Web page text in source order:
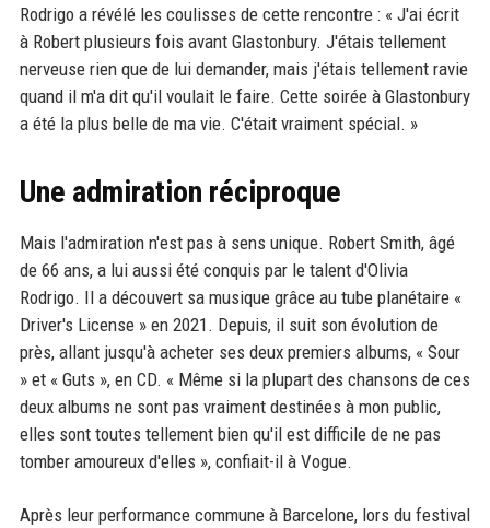
Rodrigo a révélé les coulisses de cette rencontre : « J'ai écrit
à Robert plusieurs fois avant Glastonbury. J'étais tellement
nerveuse rien que de lui demander, mais j'étais tellement ravie
quand il m'a dit qu'il voulait le faire. Cette soirée à Glastonbury
a été la plus belle de ma vie. C'était vraiment spécial. »
Une admiration réciproque
Mais l'admiration n'est pas à sens unique. Robert Smith, âgé
de 66 ans, a lui aussi été conquis par le talent d'Olivia
Rodrigo. Il a découvert sa musique grâce au tube planétaire «
Driver's License » en 2021. Depuis, il suit son évolution de
près, allant jusqu'à acheter ses deux premiers albums, « Sour
» et « Guts », en CD. « Même si la plupart des chansons de ces
deux albums ne sont pas vraiment destinées à mon public,
elles sont toutes tellement bien qu'il est difficile de ne pas
tomber amoureux d'elles », confiait-il à Vogue.
Après leur performance commune à Barcelone, lors du festival